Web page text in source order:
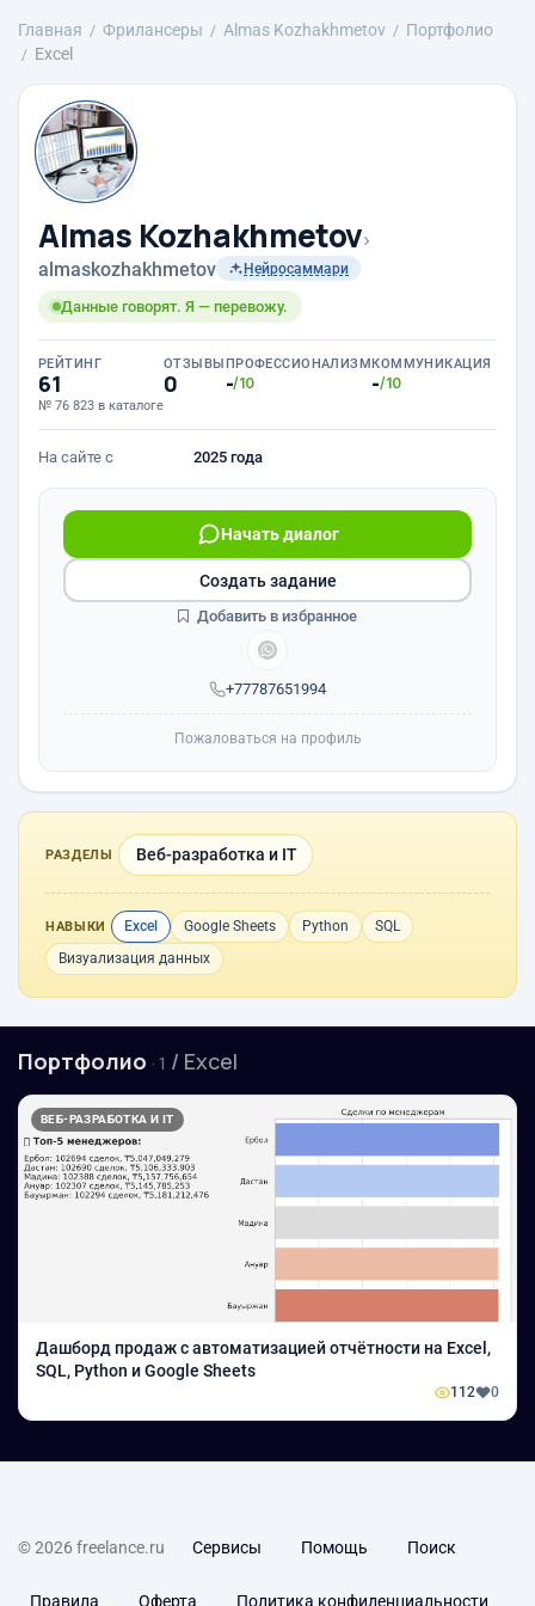
Главная Фрилансеры Almas Kozhakhmetov
Портфолио
Excel
Almas Kozhakhmetov›
almaskozhakhmetov Нейросаммари
Данные говорят. Я — перевожу.
РЕЙТИНГ
61
№ 76 823 в каталоге
ОТЗЫВЫ
0
ПРОФЕССИОНАЛИЗМ
-/10
КОММУНИКАЦИЯ
-/10
На сайте с 2025 года
+77787651994
Начать диалог
Создать задание
Добавить в избранное
Пожаловаться на профиль
РАЗДЕЛЫ Веб-разработка и IT
НАВЫКИ Excel Google Sheets Python
SQL
Визуализация данных
Портфолио · 1 / Excel
ВЕБ-РАЗРАБОТКА И IT
Дашборд продаж с автоматизацией отчётности на Excel,
SQL, Python и Google Sheets
112 0
© 2026 freelance.ru Сервисы Помощь Поиск
Правила Оферта Политика конфиденциальности